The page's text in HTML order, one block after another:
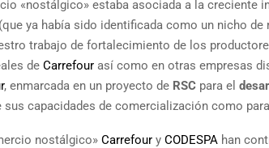
«nostálgico» estaba asociada a la creciente
ya había sido identificada como un nicho de
trabajo de fortalecimiento de los
de Carrefour así como en otras empresas
, enmarcada en un proyecto de RSC para el
capacidades de comercialización como
nostálgico» Carrefour y CODESPA han